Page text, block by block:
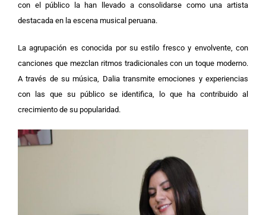
con el público la han llevado a consolidarse como una artista
destacada en la escena musical peruana.
La agrupación es conocida por su estilo fresco y envolvente, con
canciones que mezclan ritmos tradicionales con un toque moderno.
A través de su música, Dalia transmite emociones y experiencias
con las que su público se identifica, lo que ha contribuido al
crecimiento de su popularidad.